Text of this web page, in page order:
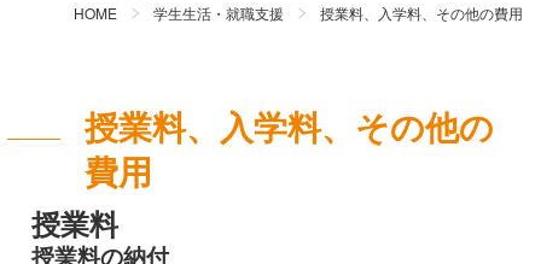
HOME 学生生活・就職支援 授業料、入学料、その他の費用
授業料、入学料、その他の
費用
授業料
授業料の納付